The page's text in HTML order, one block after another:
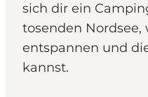
sich dir ein
tosenden
entspannen und
kannst.